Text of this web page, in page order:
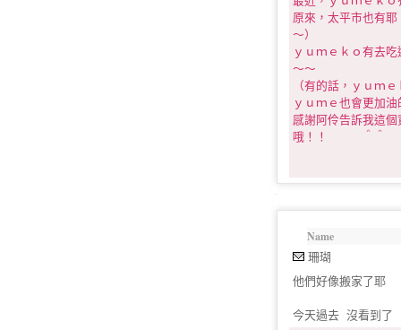
原來，太平市也有
～）
ｙｕｍｅｋｏ有去
～～
（有的話，ｙｕｍ
ｙｕｍｅ也會更加
感謝阿伶告訴我這
哦！！ ＾＾
Name
珊瑚
他們好像搬家了耶
今天過去 沒看到了